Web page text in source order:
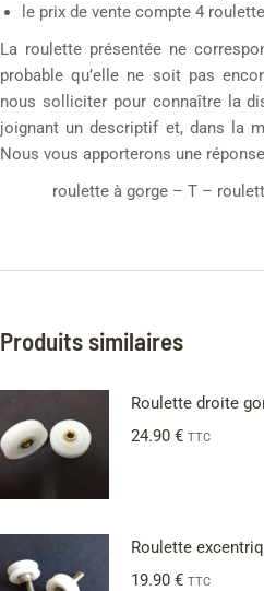
le prix de vente compte 4
La roulette présentée ne
probable qu’elle ne soit pas
nous solliciter pour connaître la
joignant un descriptif et, dans la
Nous vous apporterons une
roulette à gorge – T – roulette
Produits similaires
Roulette droite
24.90 € TTC
Roulette
19.90 € TTC